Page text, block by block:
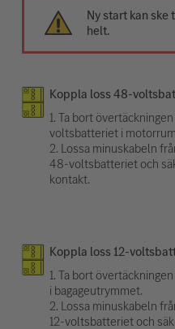
Ny start kan
helt.
Koppla loss 48-
1. Ta bort
voltsbatteriet i
2. Lossa minuskabeln
48-voltsbatteriet och
kontakt.
Koppla loss 12-
1. Ta bort
i bagageutrymmet.
2. Lossa minuskabeln
12-voltsbatteriet och